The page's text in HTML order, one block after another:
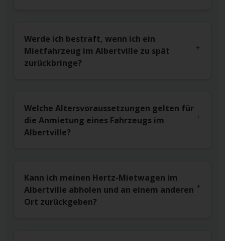
Werde ich bestraft, wenn ich ein
Mietfahrzeug im Albertville zu spät
zurückbringe?
Welche Altersvoraussetzungen gelten für
die Anmietung eines Fahrzeugs im
Albertville?
Kann ich meinen Hertz-Mietwagen im
Albertville abholen und an einem anderen
Ort zurückgeben?